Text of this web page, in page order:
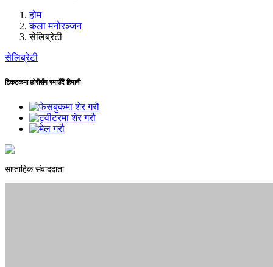
होम
कला मनोरञ्जन
सेलिब्रेटी
सेलिब्रेटी
टिकटकमा छोरीसँग रमाउँदैं हिमानी
साप्ताहिक संवाददाता